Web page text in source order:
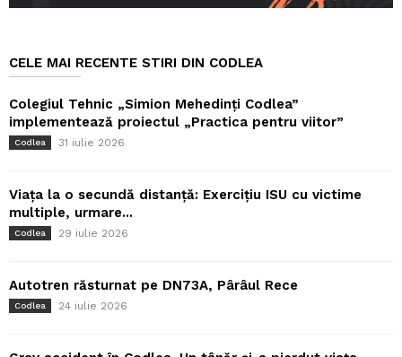
CELE MAI RECENTE STIRI DIN CODLEA
Colegiul Tehnic „Simion Mehedinți Codlea”
implementează proiectul „Practica pentru viitor”
Codlea 31 iulie 2026
Viața la o secundă distanță: Exercițiu ISU cu victime
multiple, urmare...
Codlea 29 iulie 2026
Autotren răsturnat pe DN73A, Pârâul Rece
Codlea 24 iulie 2026